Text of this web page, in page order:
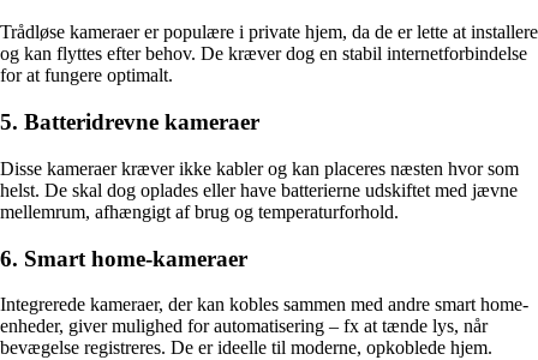
Trådløse kameraer er populære i private hjem, da de er lette at installere
og kan flyttes efter behov. De kræver dog en stabil internetforbindelse
for at fungere optimalt.
5. Batteridrevne kameraer
Disse kameraer kræver ikke kabler og kan placeres næsten hvor som
helst. De skal dog oplades eller have batterierne udskiftet med jævne
mellemrum, afhængigt af brug og temperaturforhold.
6. Smart home-kameraer
Integrerede kameraer, der kan kobles sammen med andre smart home-
enheder, giver mulighed for automatisering – fx at tænde lys, når
bevægelse registreres. De er ideelle til moderne, opkoblede hjem.